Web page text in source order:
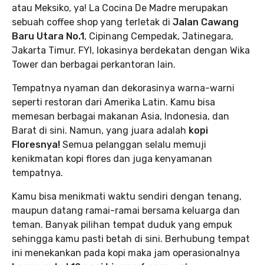
atau Meksiko, ya! La Cocina De Madre merupakan
sebuah coffee shop yang terletak di Jalan Cawang
Baru Utara No.1, Cipinang Cempedak, Jatinegara,
Jakarta Timur. FYI, lokasinya berdekatan dengan Wika
Tower dan berbagai perkantoran lain.
Tempatnya nyaman dan dekorasinya warna-warni
seperti restoran dari Amerika Latin. Kamu bisa
memesan berbagai makanan Asia, Indonesia, dan
Barat di sini. Namun, yang juara adalah kopi
Floresnya! Semua pelanggan selalu memuji
kenikmatan kopi flores dan juga kenyamanan
tempatnya.
Kamu bisa menikmati waktu sendiri dengan tenang,
maupun datang ramai-ramai bersama keluarga dan
teman. Banyak pilihan tempat duduk yang empuk
sehingga kamu pasti betah di sini. Berhubung tempat
ini menekankan pada kopi maka jam operasionalnya